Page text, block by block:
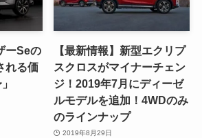
ーSeの
れる価
【最新情報】新型エクリプ
スクロスがマイナーチェン
ジ！2019年7月にディーゼ
ルモデルを追加！4WDのみ
のラインナップ
2019年8月29日